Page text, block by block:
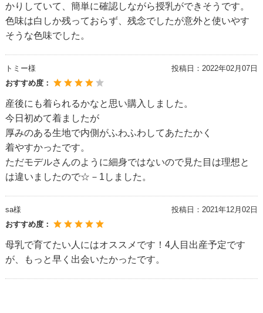
かりしていて、簡単に確認しながら授乳ができそうです。
色味は白しか残っておらず、残念でしたが意外と使いやす
そうな色味でした。
トミー様 投稿日： 2022年02月07日
おすすめ度：
産後にも着られるかなと思い購入しました。
今日初めて着ましたが
厚みのある生地で内側がふわふわしてあたたかく
着やすかったです。
ただモデルさんのように細身ではないので見た目は理想と
は違いましたので☆－1しました。
sa様 投稿日： 2021年12月02日
おすすめ度：
母乳で育てたい人にはオススメです！4人目出産予定です
が、もっと早く出会いたかったです。